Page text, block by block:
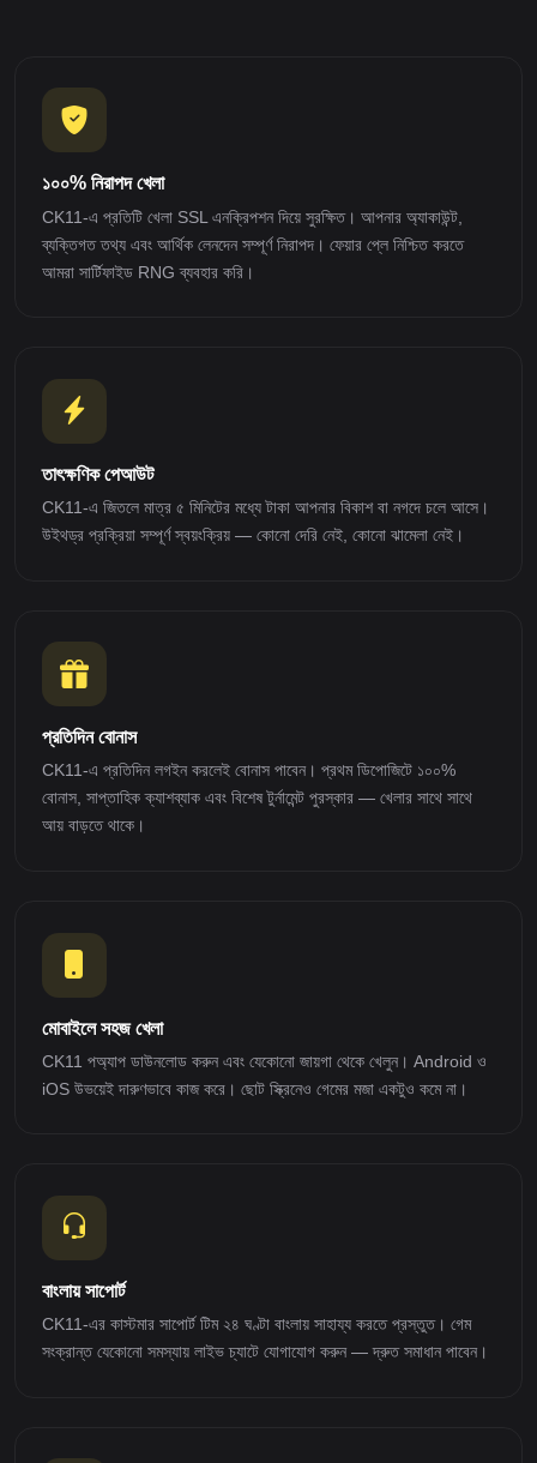
১০০% নিরাপদ খেলা
CK11-এ প্রতিটি খেলা SSL এনক্রিপশন দিয়ে সুরক্ষিত। আপনার অ্যাকাউন্ট,
ব্যক্তিগত তথ্য এবং আর্থিক লেনদেন সম্পূর্ণ নিরাপদ। ফেয়ার প্লে নিশ্চিত করতে
আমরা সার্টিফাইড RNG ব্যবহার করি।
তাৎক্ষণিক পেআউট
CK11-এ জিতলে মাত্র ৫ মিনিটের মধ্যে টাকা আপনার বিকাশ বা নগদে চলে আসে।
উইথড্র প্রক্রিয়া সম্পূর্ণ স্বয়ংক্রিয় — কোনো দেরি নেই, কোনো ঝামেলা নেই।
প্রতিদিন বোনাস
CK11-এ প্রতিদিন লগইন করলেই বোনাস পাবেন। প্রথম ডিপোজিটে ১০০%
বোনাস, সাপ্তাহিক ক্যাশব্যাক এবং বিশেষ টুর্নামেন্ট পুরস্কার — খেলার সাথে সাথে
আয় বাড়তে থাকে।
মোবাইলে সহজ খেলা
CK11 পঅ্যাপ ডাউনলোড করুন এবং যেকোনো জায়গা থেকে খেলুন। Android ও
iOS উভয়েই দারুণভাবে কাজ করে। ছোট স্ক্রিনেও গেমের মজা একটুও কমে না।
বাংলায় সাপোর্ট
CK11-এর কাস্টমার সাপোর্ট টিম ২৪ ঘণ্টা বাংলায় সাহায্য করতে প্রস্তুত। গেম
সংক্রান্ত যেকোনো সমস্যায় লাইভ চ্যাটে যোগাযোগ করুন — দ্রুত সমাধান পাবেন।